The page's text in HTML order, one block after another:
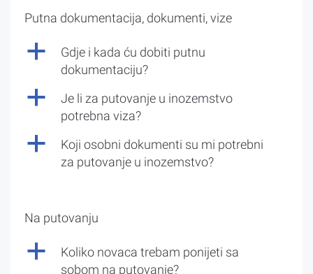
Putna dokumentacija, dokumenti, vize
a
Gdje i kada ću dobiti putnu
dokumentaciju?
a
Je li za putovanje u inozemstvo
potrebna viza?
a
Koji osobni dokumenti su mi potrebni
za putovanje u inozemstvo?
Na putovanju
a
Koliko novaca trebam ponijeti sa
sobom na putovanje?